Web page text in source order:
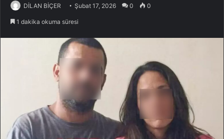
DİLAN BİÇER Şubat 17, 2026 0 0
1 dakika okuma süresi